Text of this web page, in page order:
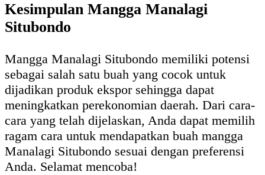
Kesimpulan Mangga Manalagi
Situbondo
Mangga Manalagi Situbondo memiliki potensi
sebagai salah satu buah yang cocok untuk
dijadikan produk ekspor sehingga dapat
meningkatkan perekonomian daerah. Dari cara-
cara yang telah dijelaskan, Anda dapat memilih
ragam cara untuk mendapatkan buah mangga
Manalagi Situbondo sesuai dengan preferensi
Anda. Selamat mencoba!